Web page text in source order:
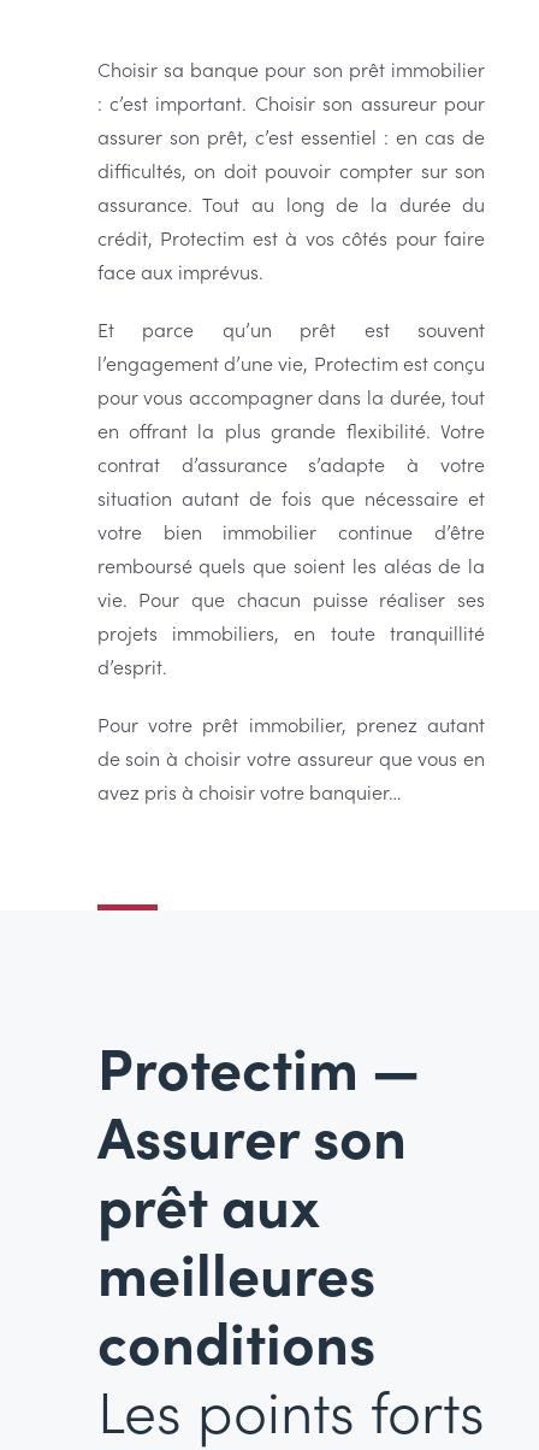
Choisir sa banque pour son prêt immobilier
: c’est important. Choisir son assureur pour
assurer son prêt, c’est essentiel : en cas de
difficultés, on doit pouvoir compter sur son
assurance. Tout au long de la durée du
crédit, Protectim est à vos côtés pour faire
face aux imprévus.
Et parce qu’un prêt est souvent
l’engagement d’une vie, Protectim est conçu
pour vous accompagner dans la durée, tout
en offrant la plus grande flexibilité. Votre
contrat d’assurance s’adapte à votre
situation autant de fois que nécessaire et
votre bien immobilier continue d’être
remboursé quels que soient les aléas de la
vie. Pour que chacun puisse réaliser ses
projets immobiliers, en toute tranquillité
d’esprit.
Pour votre prêt immobilier, prenez autant
de soin à choisir votre assureur que vous en
avez pris à choisir votre banquier…
Protectim —
Assurer son
prêt aux
meilleures
conditions
Les points forts